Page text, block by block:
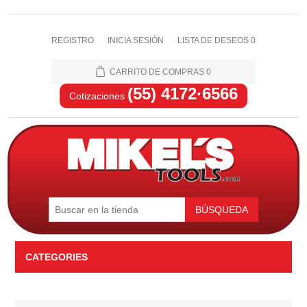
REGISTRO INICIA SESIÓN LISTA DE DESEOS 0
CARRITO DE COMPRAS 0
Cotizaciones (55) 4172·6566
BÚSQUEDA
CATEGORIES